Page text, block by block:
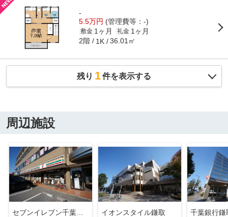
-
5.5万円 (管理費等：-)
敷金 1ヶ月 礼金 1ヶ月
2階 1K 36.01㎡
残り 1件を表示する
周辺施設
セブンイレブン千葉鎌取駅前店
イオンスタイル鎌取
千葉銀行鎌